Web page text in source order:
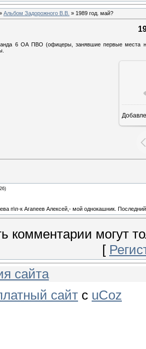
Альбом Задорожного В.В. » 1989 год. май?
6 ОА ПВО (офицеры, занявшие первые места
п\п-к Агапеев Алексей,- мой однокашник.
комментарии могут
[
сайта
сайт с uCoz